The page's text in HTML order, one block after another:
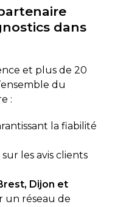
dans
et plus de 20
du
:
la fiabilité
sur les avis clients
Dijon et
un réseau de